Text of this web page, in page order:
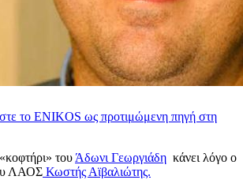
το ENIKOS ως προτιμώμενη πηγή στη
του Άδωνι Γεωργιάδη κάνει λόγο ο
ΛΑΟΣ Κωστής Αϊβαλιώτης.